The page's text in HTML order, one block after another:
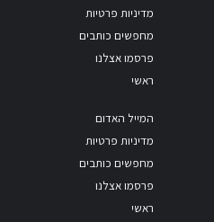
מדיניות פרטיות
מחפשים כותבים
פרסמו אצלנו
ראשי
המייל האדום
מדיניות פרטיות
מחפשים כותבים
פרסמו אצלנו
ראשי